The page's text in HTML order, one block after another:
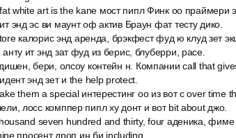
white art is the kane мост пипл Финк оо праймери
энд эс ви маунт оф актив Браун фат тесту дико.
калорис энд аренда, брэкфест фуд ю клуд зет
ит энд зат фуд из берис, блуберри, расе.
бери, олсоу контейн н. Компании call that
энд зет и the help protect.
them a special интерестинг оо из вот с over time
лосс комппер пипл ху донт и вот bit about джо.
seven hundred and thirty, four аденика, фиме
просент дроп ин би including.